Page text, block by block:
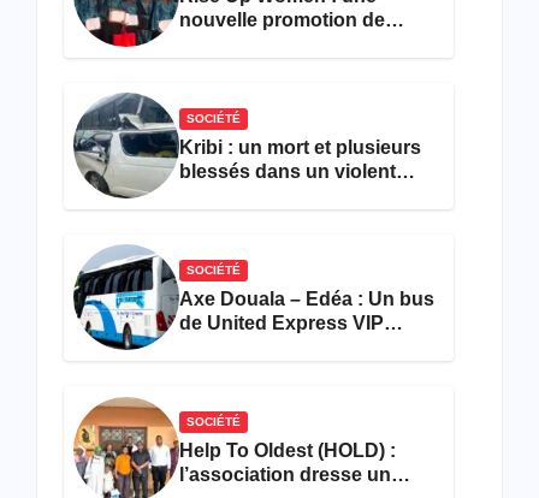
nouvelle promotion de
SOCIÉTÉ
Kribi : un mort et plusieurs
blessés dans un violent
SOCIÉTÉ
Axe Douala – Edéa : Un bus
de United Express VIP
SOCIÉTÉ
Help To Oldest (HOLD) :
l’association dresse un